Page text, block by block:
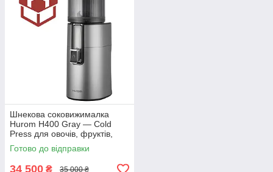
Шнекова соковижималка
Hurom H400 Gray — Cold
Press для овочів, фруктів,
ягід і зелені
Готово до відправки
34 500 ₴ 35 000 ₴